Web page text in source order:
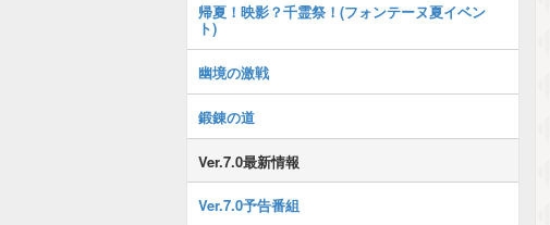
帰夏！映影？千霊祭！(フォンテーヌ夏イベン
ト)
幽境の激戦
鍛錬の道
Ver.7.0最新情報
Ver.7.0予告番組